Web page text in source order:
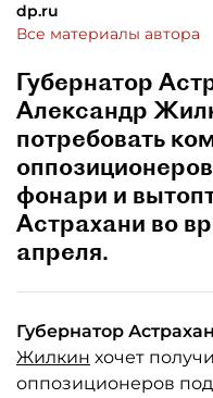
dp.ru
Все материалы автора
Губернатор
Александр
потребовать
фонари и
Астрахани во
апреля.
Губернатор
Жилкин хочет
оппозиционеров